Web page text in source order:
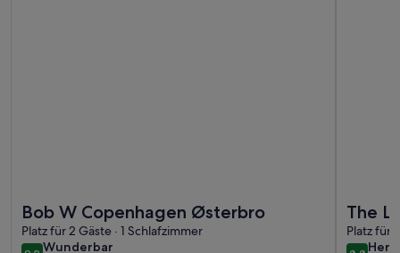
Bob W Copenhagen Østerbro
Platz für 2 Gäste · 1 Schlafzimmer
Wunderbar
wunderbar
The
Platz für